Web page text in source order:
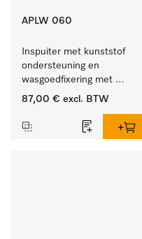
APLW 060
Inspuiter met kunststof
ondersteuning en
wasgoedfixering met
vergr., Ø 6, lengte
87,00 € excl. BTW